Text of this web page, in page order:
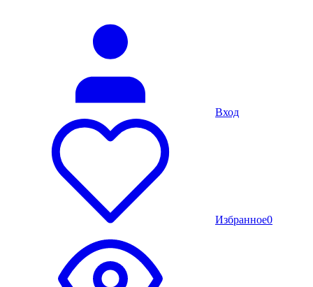
Вход
Избранное0